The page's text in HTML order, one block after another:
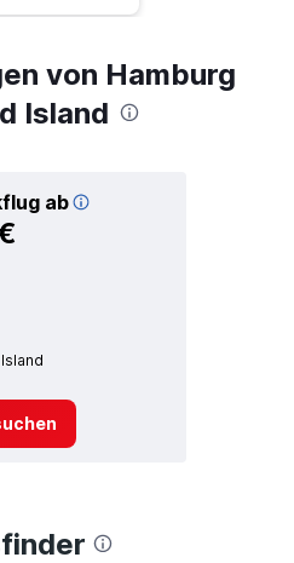
von Hamburg
Island
ab